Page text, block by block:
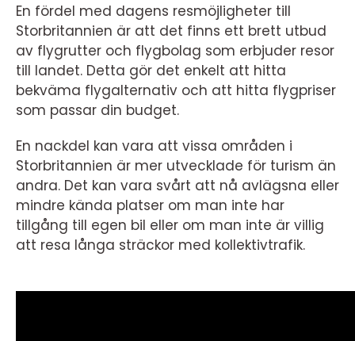
En fördel med dagens resmöjligheter till
Storbritannien är att det finns ett brett utbud
av flygrutter och flygbolag som erbjuder resor
till landet. Detta gör det enkelt att hitta
bekväma flygalternativ och att hitta flygpriser
som passar din budget.
En nackdel kan vara att vissa områden i
Storbritannien är mer utvecklade för turism än
andra. Det kan vara svårt att nå avlägsna eller
mindre kända platser om man inte har
tillgång till egen bil eller om man inte är villig
att resa långa sträckor med kollektivtrafik.